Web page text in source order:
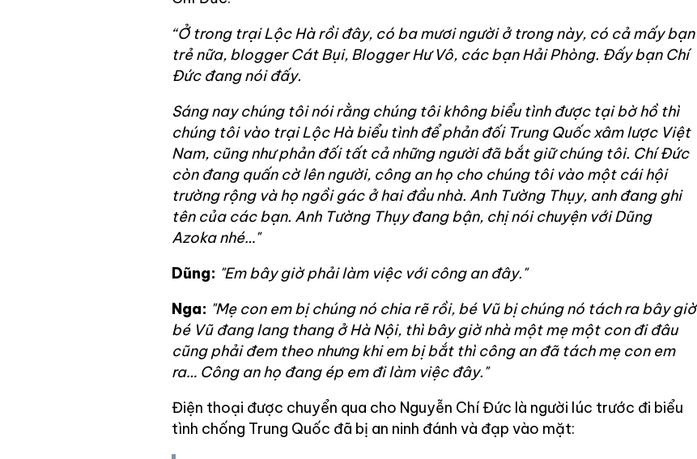
“Ở trong trại Lộc Hà rồi đây, có ba mươi người ở trong này, có cả mấy bạn
trẻ nữa, blogger Cát Bụi, Blogger Hư Vô, các bạn Hải Phòng. Đấy bạn Chí
Đức đang nói đấy.
Sáng nay chúng tôi nói rằng chúng tôi không biểu tình được tại bờ hồ thì
chúng tôi vào trại Lộc Hà biểu tình để phản đối Trung Quốc xâm lược Việt
Nam, cũng như phản đối tất cả những người đã bắt giữ chúng tôi. Chí Đức
còn đang quấn cờ lên người, công an họ cho chúng tôi vào một cái hội
trường rộng và họ ngồi gác ở hai đầu nhà. Anh Tường Thụy, anh đang ghi
tên của các bạn. Anh Tường Thụy đang bận, chị nói chuyện với Dũng
Azoka nhé…"
Dũng: "Em bây giờ phải làm việc với công an đây."
Nga: "Mẹ con em bị chúng nó chia rẽ rồi, bé Vũ bị chúng nó tách ra bây giờ
bé Vũ đang lang thang ở Hà Nội, thì bây giờ nhà một mẹ một con đi đâu
cũng phải đem theo nhưng khi em bị bắt thì công an đã tách mẹ con em
ra… Công an họ đang ép em đi làm việc đây."
Điện thoại được chuyển qua cho Nguyễn Chí Đức là người lúc trước đi biểu
tình chống Trung Quốc đã bị an ninh đánh và đạp vào mặt: